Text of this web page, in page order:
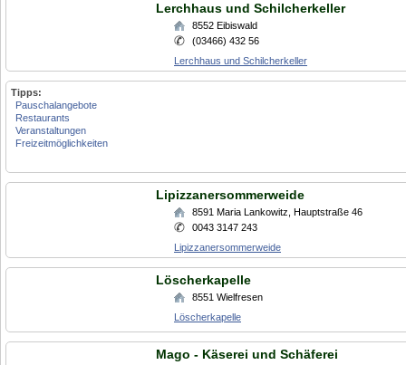
Lerchhaus und Schilcherkeller
8552 Eibiswald
(03466) 432 56
Lerchhaus und Schilcherkeller
Tipps:
Pauschalangebote
Restaurants
Veranstaltungen
Freizeitmöglichkeiten
Lipizzanersommerweide
8591 Maria Lankowitz Hauptstraße 46
0043 3147 243
Lipizzanersommerweide
Löscherkapelle
8551 Wielfresen
Löscherkapelle
Mago - Käserei und Schäferei